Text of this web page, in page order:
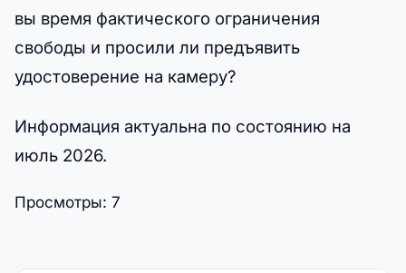
вы время фактического ограничения
свободы и просили ли предъявить
удостоверение на камеру?
Информация актуальна по состоянию на
июль 2026.
Просмотры: 7